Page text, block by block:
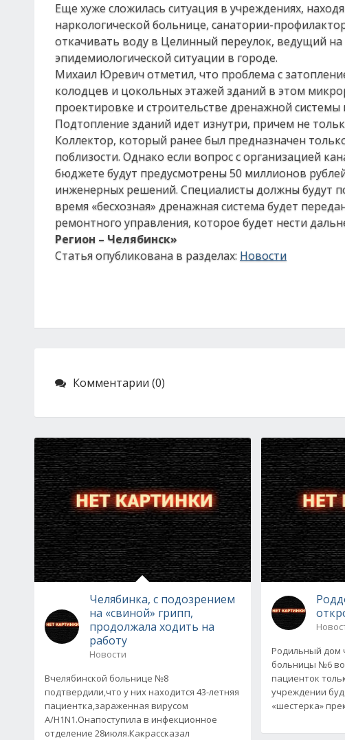
Еще хуже сложилась ситуация в учреждениях,
наркологической больнице, санатории-
откачивать воду в Целинный переулок, ведущий
эпидемиологической ситуации в городе.
Михаил Юревич отметил, что проблема с
колодцев и цокольных этажей зданий в этом
проектировке и строительстве дренажной
Подтопление зданий идет изнутри, причем не
Коллектор, который ранее был предназначен
поблизости. Однако если вопрос с организацией
бюджете будут предусмотрены 50 миллионов
инженерных решений. Специалисты должны будут
время «бесхозная» дренажная система будет
ремонтного управления, которое будет нести
Регион – Челябинск»
Статья опубликована в разделах: Новости
Комментарии (0)
Челябинка, с подозрением
на «свиной» грипп,
продолжала ходить на
работу
Новости
Вчелябинской больнице №8
подтвердили,что у них находится 43-летняя
пациентка,зараженная вирусом
A/H1N1.Онапоступила в инфекционное
отделение 28июля.Какрассказал
Родильный дом
больницы №6
пациенток
учреждении
«шестерка»